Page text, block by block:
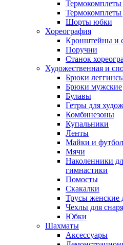
Термокомплеты
Термокомплеты
Шорты юбки
Хореография
Кронштейны и
Поручни
Станок
Художественная и
Брюки
Брюки мужские
Булавы
Гетры для
Комбинезоны
Купальники
Ленты
Майки и
Мячи
Наколенники
гимнастики
Помосты
Скакалки
Трусы женские
Чехлы для
Юбки
Шахматы
Аксессуары